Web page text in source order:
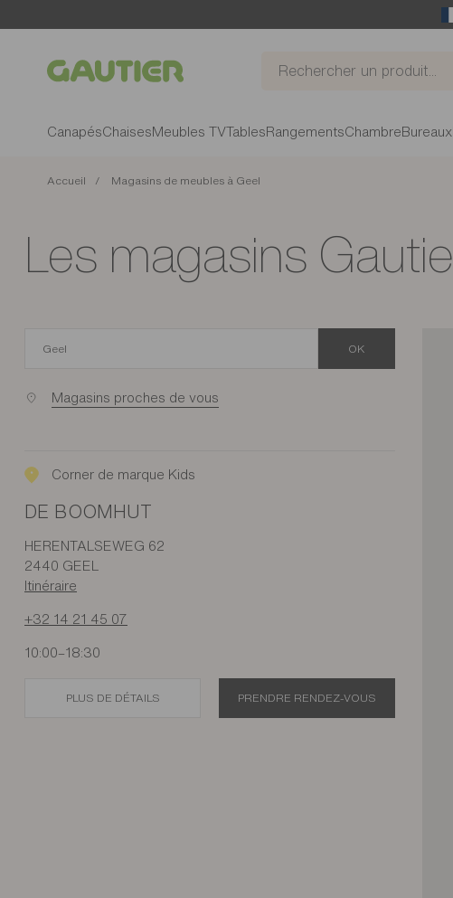
Gautier
CanapésChaises Meubles TVTables RangementsChambre Bureaux
Accueil Magasins de meubles à Geel
Les magasins
OK
Magasins proches de vous
Corner de marque Kids
DE BOOMHUT
HERENTALSEWEG 62
2440 GEEL
Itinéraire
+32 14 21 45 07
10:00–18:30
PLUS DE DÉTAILS PRENDRE RENDEZ-VOUS